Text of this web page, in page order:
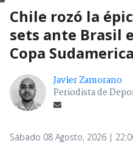
Chile rozó la
sets ante Brasil
Copa
Javier Zamorano
Periodista de
Sábado 08 Agosto, 2026 |